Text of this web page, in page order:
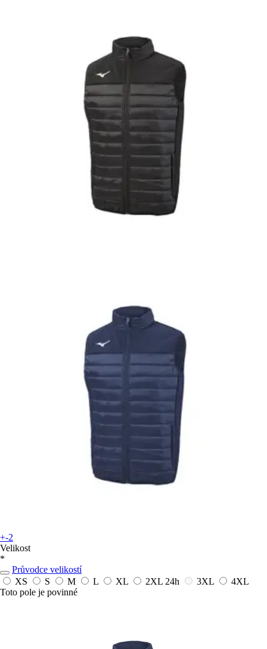
+-2
Velikost
*
Průvodce velikostí
XS
S M L XL 2XL 24h 3XL
4XL
Toto pole je povinné